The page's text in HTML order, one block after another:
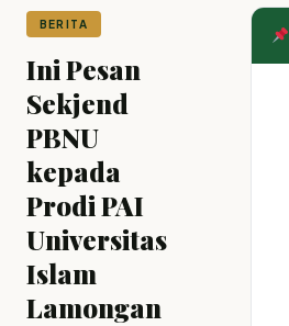
BERITA
Ini Pesan
Sekjend
PBNU
kepada
Prodi PAI
Universitas
Islam
Lamongan